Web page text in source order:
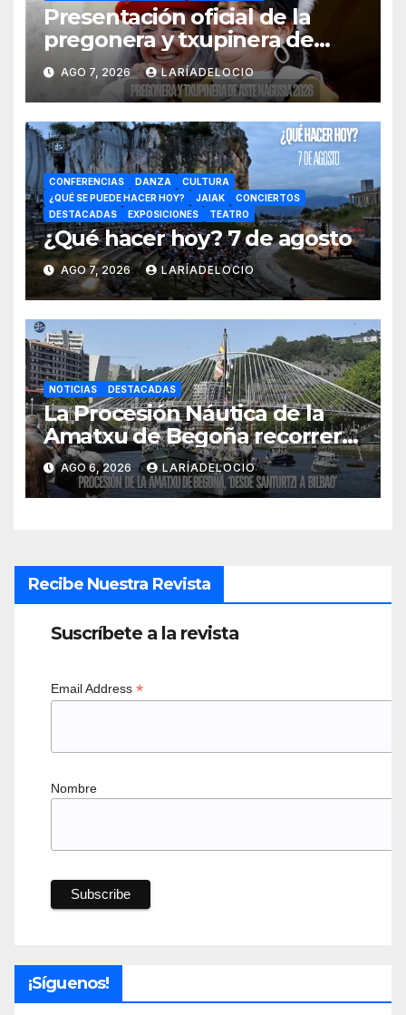
Presentación oficial de la
pregonera y txupinera de
Aste Nagusia 2026
AGO 7, 2026 LARÍADELOCIO
CONFERENCIAS DANZA
CULTURA
¿QUÉ SE PUEDE HACER HOY?
JAIAK
CONCIERTOS
DESTACADAS
EXPOSICIONES TEATRO
¿Qué hacer hoy? 7 de agosto
AGO 7, 2026 LARÍADELOCIO
NOTICIAS DESTACADAS
La Procesión Náutica de la
Amatxu de Begoña recorrerá
la ría el 14 de agosto con siete
embarcaciones
AGO 6, 2026 LARÍADELOCIO
Recibe Nuestra Revista
Suscríbete a la revista
Email Address *
Nombre
¡Síguenos!